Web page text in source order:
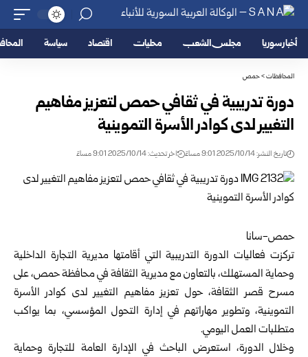
أخبار سوريا مجلس الشعب محليات اقتصاد سياسة
المحافظات>حمص
دورة تدريبية في ثقافي حمص لتعزيز مفاهيم
التغيير لدى كوادر الأسرة التموينية
تاريخ النشر: 2025/10/14 9:01 مساءً اخر تحديث: 2025/10/14 9:01 مساءً
حمص-سانا
تركزت فعاليات الدورة التدريبية التي أقامتها مديرية التجارة الداخلية
وحماية المستهلك، بالتعاون مع مديرية الثقافة في محافظةحمص، على
مسرح قصر الثقافة، حول تعزيز مفاهيم التغيير لدى كوادر الأسرة
التموينية، وتطوير مهاراتهم في إدارة التحول المؤسسي، بما يواكب
متطلبات العمل اليومي.
وخلال الدورة، استعرض الباحث في الإدارة العامة للتجارة وحماية